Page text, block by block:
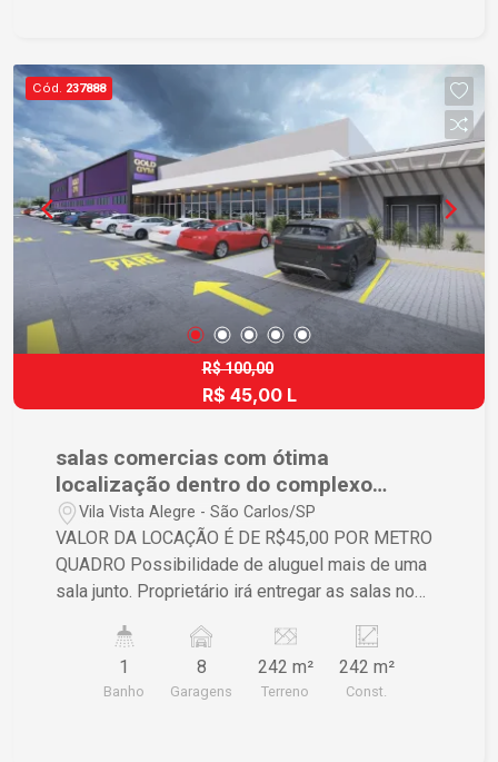
Cód. 237888
R$ 100,00
R$ 45,00 L
salas comercias com ótima
localização dentro do complexo
comercial onde será o Paulistão, em
frente a Washington Luiz região da
Vila Nery
Vila Vista Alegre - São Carlos/SP
VALOR DA LOCAÇÃO É DE R$45,00 POR METRO
QUADRO Possibilidade de aluguel mais de uma
sala junto. Proprietário irá entregar as salas no
esgoto e energia Cliente tem que terminar os
acabamentos e respeitar o padrão da
comunicação visual padrão para todas as lojas
1
Banho
8
Garagens
242 m²
Terreno
242 m²
Const.